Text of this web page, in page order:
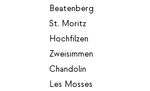
Beatenberg
St. Moritz
Hochfilzen
Zweisimmen
Chandolin
Les Mosses